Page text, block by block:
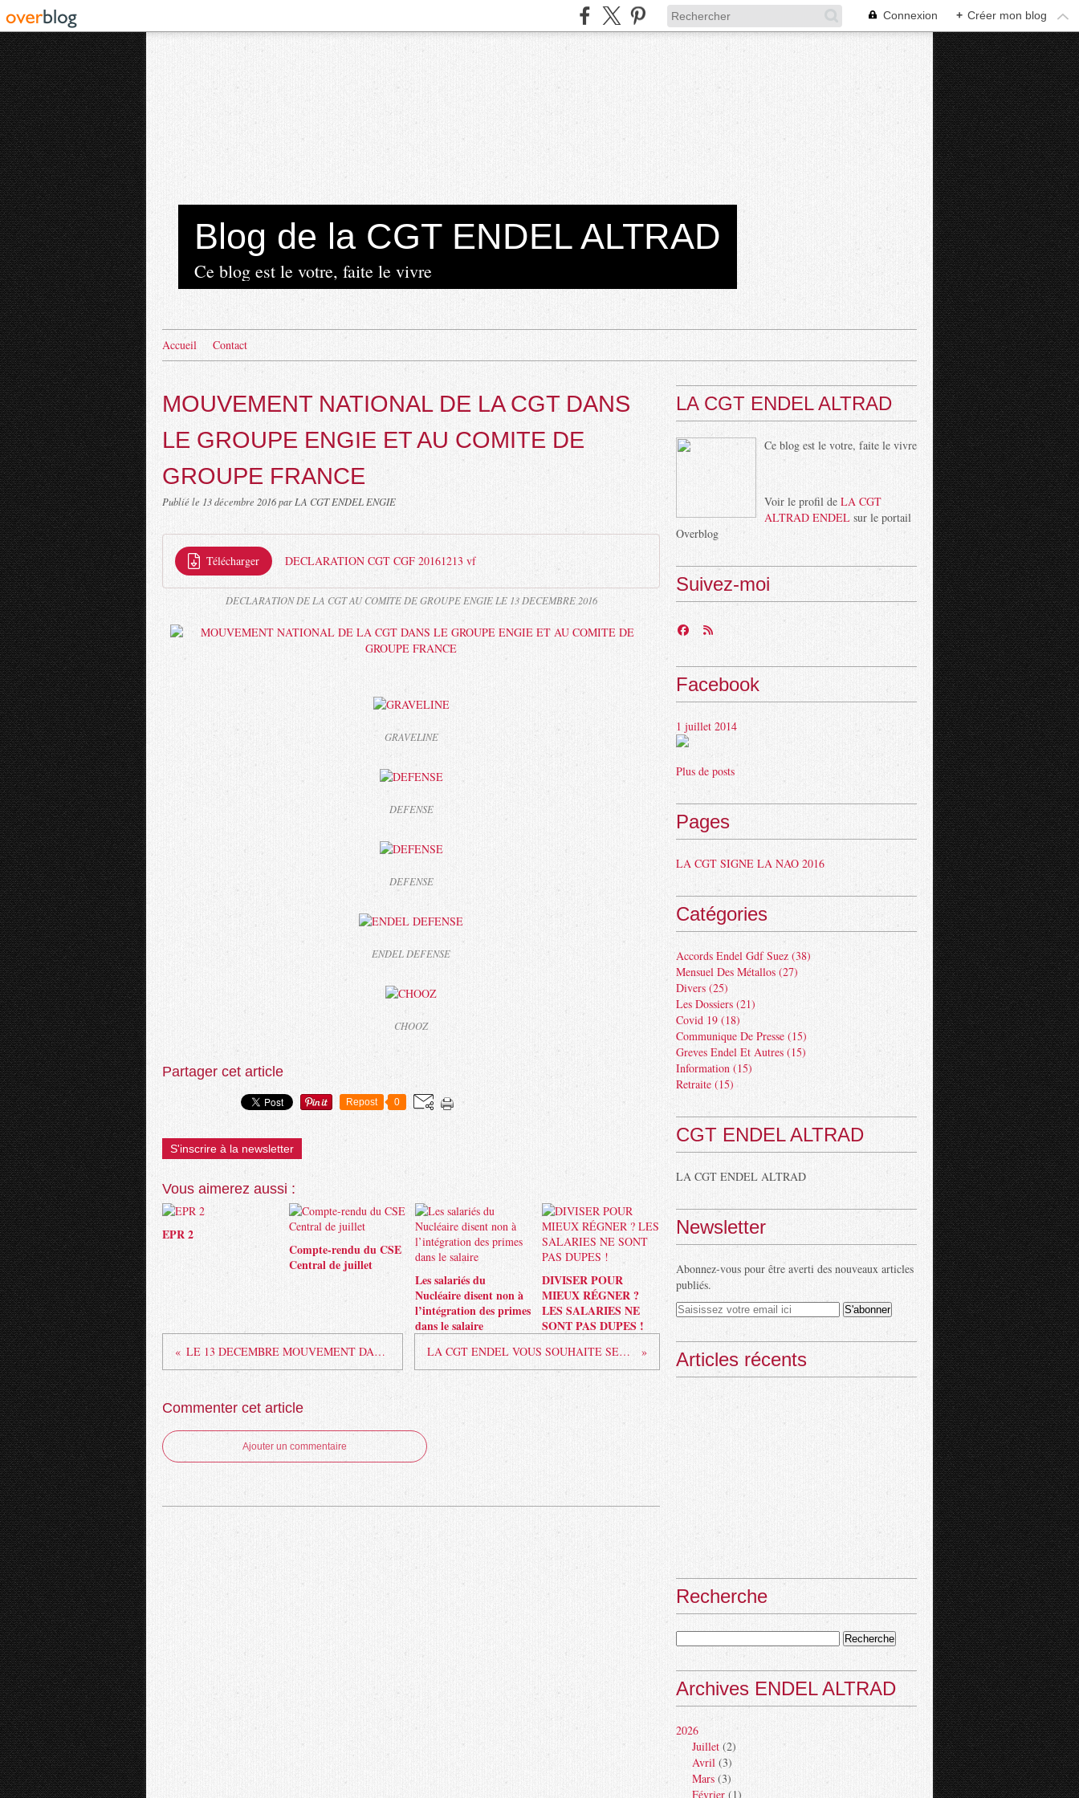
Connexion + Créer mon blog
Blog de la CGT ENDEL ALTRAD
Ce blog est le votre, faite le vivre
Accueil Contact
MOUVEMENT NATIONAL DE LA CGT DANS
LE GROUPE ENGIE ET AU COMITE DE
GROUPE FRANCE
Publié le 13 décembre 2016par LA CGT ENDEL ENGIE
Télécharger DECLARATION CGT CGF 20161213 vf
DECLARATION DE LA CGT AU COMITE DE GROUPE ENGIE LE 13 DECEMBRE 2016
GRAVELINE
DEFENSE
DEFENSE
ENDEL DEFENSE
CHOOZ
Partager cet article
Repost 0
S'inscrire à la newsletter
Vous aimerez aussi :
EPR 2
Compte-rendu du CSE
Central de juillet
Les salariés du
Nucléaire disent non à
l’intégration des primes
dans le salaire
DIVISER POUR
MIEUX RÉGNER ?
LES SALARIES NE
SONT PAS DUPES !
LE 13 DECEMBRE MOUVEMENT DANS TOUTES LES ENTREPRISES D'ENGIE LA CGT ENDEL VOUS SOUHAITE SES MEILLEURS VOEUX A TOUS POUR 2017
Commenter cet article
Ajouter un commentaire
LA CGT ENDEL ALTRAD
Ce blog est le votre, faite le vivre
Voir le profil de LA CGT
ALTRAD ENDEL sur le portail
Overblog
Suivez-moi
Facebook
1 juillet 2014
Plus de posts
Pages
LA CGT SIGNE LA NAO 2016
Catégories
Accords Endel Gdf Suez (38)
Mensuel Des Métallos (27)
Divers (25)
Les Dossiers (21)
Covid 19 (18)
Communique De Presse (15)
Greves Endel Et Autres (15)
Information (15)
Retraite (15)
CGT ENDEL ALTRAD
LA CGT ENDEL ALTRAD
Newsletter
Abonnez-vous pour être averti des nouveaux articles
publiés.
Articles récents
Recherche
Archives ENDEL ALTRAD
2026
Juillet (2)
Avril (3)
Mars (3)
Février (1)